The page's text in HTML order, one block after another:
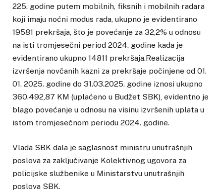
225. godine putem mobilnih, fiksnih i mobilnih radara
koji imaju noćni modus rada, ukupno je evidentirano
19581 prekršaja, što je povećanje za 32,2% u odnosu
na isti tromjesečni period 2024. godine kada je
evidentirano ukupno 14811 prekršaja.Realizacija
izvršenja novčanih kazni za prekršaje počinjene od 01.
01. 2025. godine do 31.03.2025. godine iznosi ukupno
360.492,87 KM (uplaćeno u Budžet SBK), evidentno je
blago povećanje u odnosu na visinu izvršenih uplata u
istom tromjesečnom periodu 2024. godine.
Vlada SBK dala je saglasnost ministru unutrašnjih
poslova za zaključivanje Kolektivnog ugovora za
policijske službenike u Ministarstvu unutrašnjih
poslova SBK.